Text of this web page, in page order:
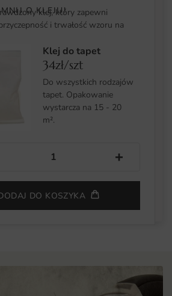
O KLEJU!
klej, który zapewni
i trwałość wzoru na
Klej do tapet
34zł/szt
Do wszystkich rodzajów
tapet. Opakowanie
wystarcza na 15 - 20
m².
+
DO KOSZYKA